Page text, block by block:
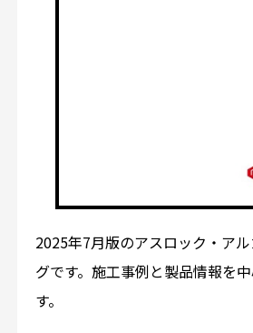
2025年7月版のアスロック・ア
グです。施工事例と製品情報を
す。